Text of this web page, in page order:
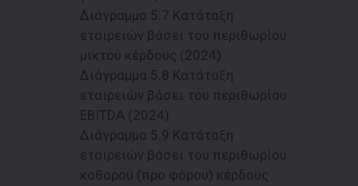
Διάγραμμα 5.7 Κατάταξη
εταιρειών βάσει του περιθωρίου
μικτού κέρδους (2024)
Διάγραμμα 5.8 Κατάταξη
εταιρειών βάσει του περιθωρίου
EBITDA (2024)
Διάγραμμα 5.9 Κατάταξη
εταιρειών βάσει του περιθωρίου
καθαρού (προ φόρου) κέρδους